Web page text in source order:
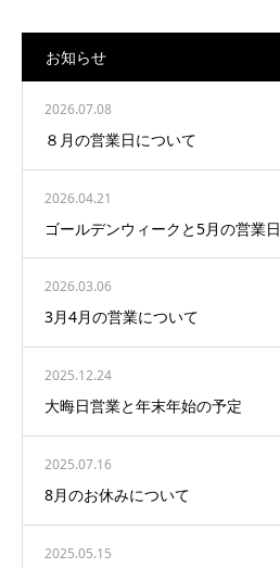
お知らせ
2026.07.08
８月の営業日について
2026.04.21
ゴールデンウィークと5月の営業日
2026.03.06
3月4月の営業について
2025.12.24
大晦日営業と年末年始の予定
2025.07.16
8月のお休みについて
2025.05.15